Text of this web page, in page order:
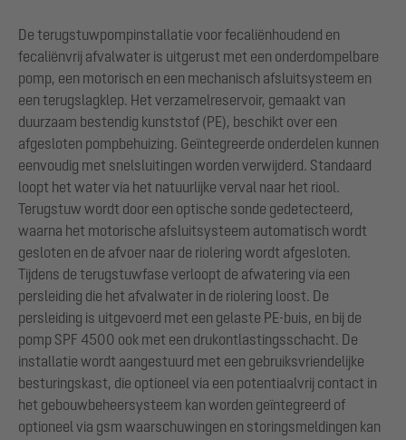
De terugstuwpompinstallatie voor fecaliënhoudend en
fecaliënvrij afvalwater is uitgerust met een onderdompelbare
pomp, een motorisch en een mechanisch afsluitsysteem en
een terugslagklep. Het verzamelreservoir, gemaakt van
duurzaam bestendig kunststof (PE), beschikt over een
afgesloten pompbehuizing. Geïntegreerde onderdelen kunnen
eenvoudig met snelsluitingen worden verwijderd. Standaard
loopt het water via het natuurlijke verval naar het riool.
Terugstuw wordt door een optische sonde gedetecteerd,
waarna het motorische afsluitsysteem automatisch wordt
gesloten en de afvoer naar de riolering wordt afgesloten.
Tijdens de terugstuwfase verloopt de afwatering via een
persleiding die het afvalwater in de riolering loost. De
persleiding is uitgevoerd met een gelaste PE-buis, en bij de
pomp SPF 4500 ook met een drukontlastingsschacht. De
installatie wordt aangestuurd met een gebruiksvriendelijke
besturingskast, die optioneel via een potentiaalvrij contact in
het gebouwbeheersysteem kan worden geïntegreerd of
optioneel via gsm waarschuwingen en storingsmeldingen kan